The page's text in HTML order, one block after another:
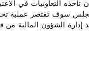
تأخذه التعاونيات في
مجلس سوف تقتصر عملية
إدارة الشؤون المالية من